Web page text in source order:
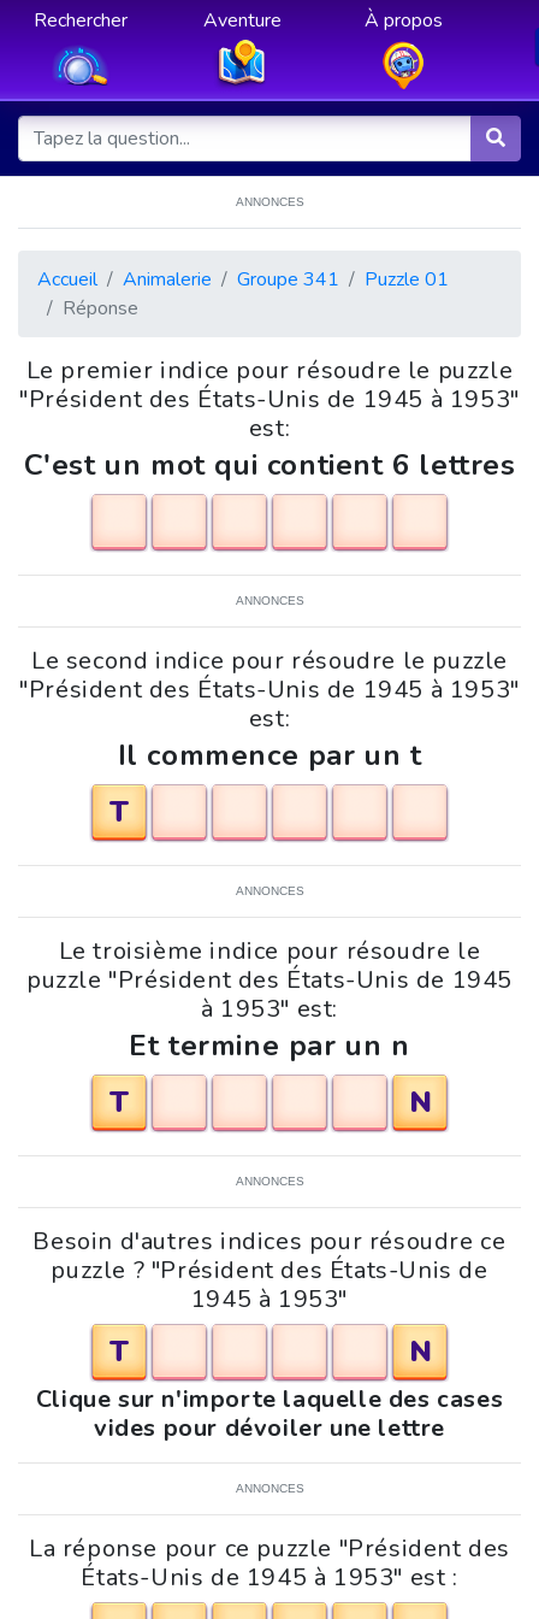
Rechercher Aventure À propos
ANNONCES
Accueil Animalerie Groupe 341
Puzzle 01
Réponse
Le premier indice pour résoudre le puzzle
"Président des États-Unis de 1945 à 1953"
est:
C'est un mot qui contient 6 lettres
ANNONCES
Le second indice pour résoudre le puzzle
"Président des États-Unis de 1945 à 1953"
est:
Il commence par un t
T
ANNONCES
Le troisième indice pour résoudre le
puzzle "Président des États-Unis de 1945
à 1953" est:
Et termine par un n
T
N
ANNONCES
Besoin d'autres indices pour résoudre ce
puzzle ? "Président des États-Unis de
1945 à 1953"
T N
Clique sur n'importe laquelle des cases
vides pour dévoiler une lettre
ANNONCES
La réponse pour ce puzzle "Président des
États-Unis de 1945 à 1953" est :